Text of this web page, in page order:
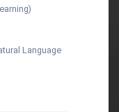
Language